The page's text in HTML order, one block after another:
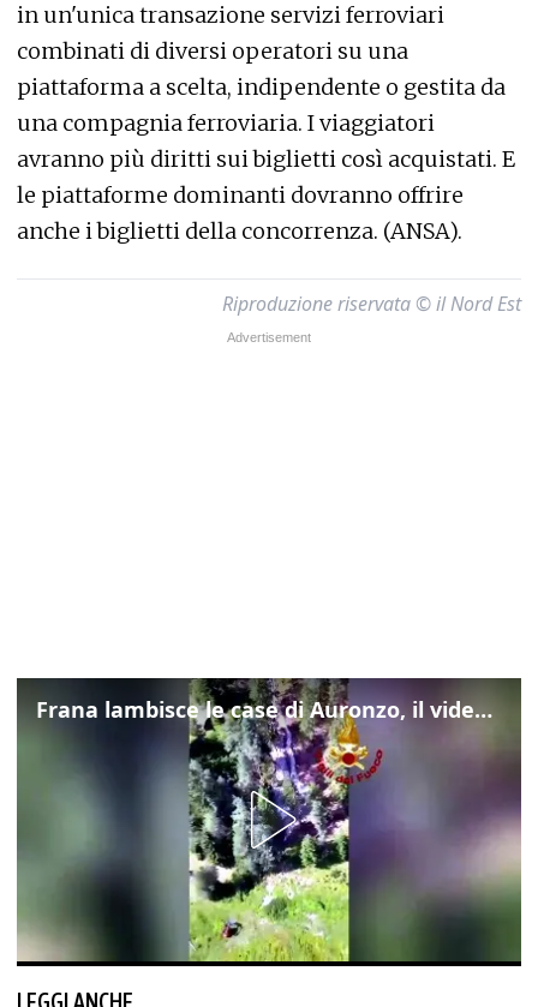
in un'unica transazione servizi ferroviari
combinati di diversi operatori su una
piattaforma a scelta, indipendente o gestita da
una compagnia ferroviaria. I viaggiatori
avranno più diritti sui biglietti così acquistati. E
le piattaforme dominanti dovranno offrire
anche i biglietti della concorrenza. (ANSA).
Riproduzione riservata © il Nord Est
Frana lambisce le case di Auronzo, il video dall'elicottero dei vigili del fuoco